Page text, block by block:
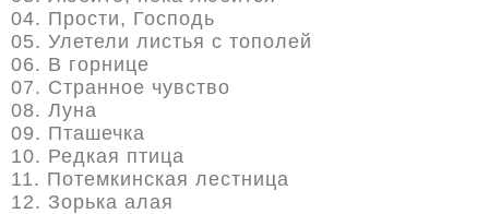
04. Прости, Господь
05. Улетели листья с тополей
06. В горнице
07. Странное чувство
08. Луна
09. Пташечка
10. Редкая птица
11. Потемкинская лестница
12. Зорька алая